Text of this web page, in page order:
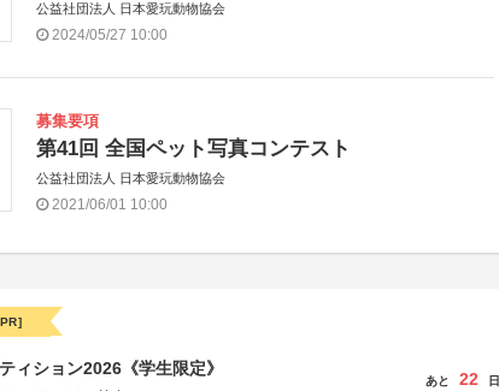
公益社団法人 日本愛玩動物協会
2024/05/27 10:00
募集要項
第41回 全国ペット写真コンテスト
公益社団法人 日本愛玩動物協会
2021/06/01 10:00
ィション2026《学生限定》
あと 22 日